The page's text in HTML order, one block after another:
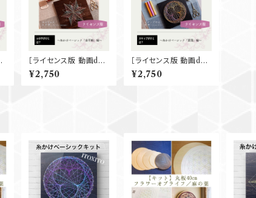
［ライセンス版 動画de
レッスン］糸かけベーシ
ック『金平糖』
¥2,750
［ライセンス版 動画de
レッスン］糸かけベーシ
ック『菖蒲』
¥2,750